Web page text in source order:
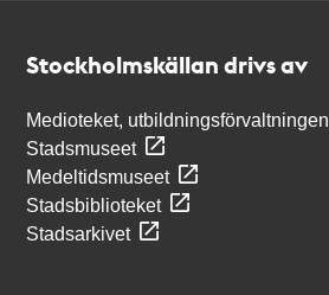
Stockholmskällan drivs av
Medioteket, utbildningsförvaltningen
Stadsmuseet
Medeltidsmuseet
Stadsbiblioteket
Stadsarkivet